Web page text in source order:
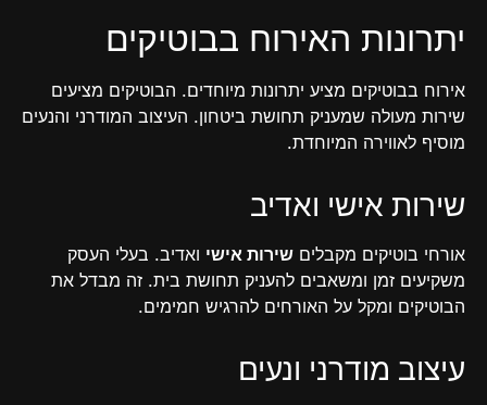
יתרונות האירוח בבוטיקים
אירוח בבוטיקים מציע יתרונות מיוחדים. הבוטיקים מציעים
שירות מעולה שמעניק תחושת ביטחון. העיצוב המודרני והנעים
מוסיף לאווירה המיוחדת.
שירות אישי ואדיב
אורחי בוטיקים מקבלים שירות אישי ואדיב. בעלי העסק
משקיעים זמן ומשאבים להעניק תחושת בית. זה מבדל את
הבוטיקים ומקל על האורחים להרגיש חמימים.
עיצוב מודרני ונעים